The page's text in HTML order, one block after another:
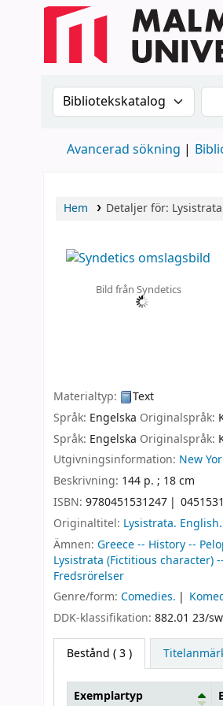
Sök i katalogen efter:
Avancerad sökning
Hem Detaljer för:
Bild från Syndetics
Materialtyp:
Text
Språk: Engelska Originalspråk:
Språk: Engelska Originalspråk:
Utgivningsinformation: New
Beskrivning: 144 p. ; 18 cm
ISBN: 9780451531247
Originaltitel: Lysistrata. English.
Ämnen: Greece -- History --
Lysistrata (Fictitious character)
Fredsrörelser
Genre/form: Comedies.
DDK-klassifikation: 882.01 23/
Bestånd ( 3 )
Exemplartyp